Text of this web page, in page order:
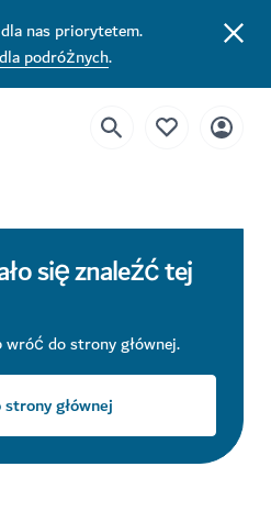
nas priorytetem.
podróżnych.
się znaleźć tej
do strony głównej.
głównej